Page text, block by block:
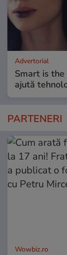
Advertorial
Smart is the
ajută
PARTENERI
Wowbiz.ro